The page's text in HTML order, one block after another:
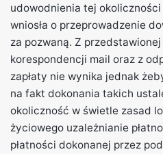
udowodnienia tej
wniosła o przeprowadzenie
za pozwaną. Z
korespondencji mail oraz z
zapłaty nie wynika jednak
na fakt dokonania takich
okoliczność w świetle zasad
życiowego uzależnianie
płatności dokonanej przez